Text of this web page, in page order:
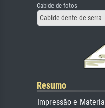
Cabide de fotos
Cabide dente de serra
Resumo
Impressão e Material